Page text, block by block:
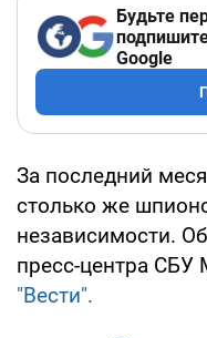
Будьте
Google
За последний
столько же
независимости.
пресс-центра СБУ
"Вести".